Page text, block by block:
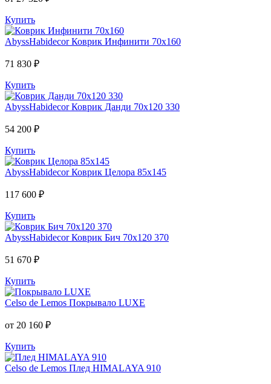
Купить
AbyssHabidecor Коврик Инфинити 70х160
71 830 ₽
Купить
AbyssHabidecor Коврик Данди 70х120 330
54 200 ₽
Купить
AbyssHabidecor Коврик Целора 85х145
117 600 ₽
Купить
AbyssHabidecor Коврик Бич 70х120 370
51 670 ₽
Купить
Celso de Lemos Покрывало LUXE
от 20 160 ₽
Купить
Celso de Lemos Плед HIMALAYA 910